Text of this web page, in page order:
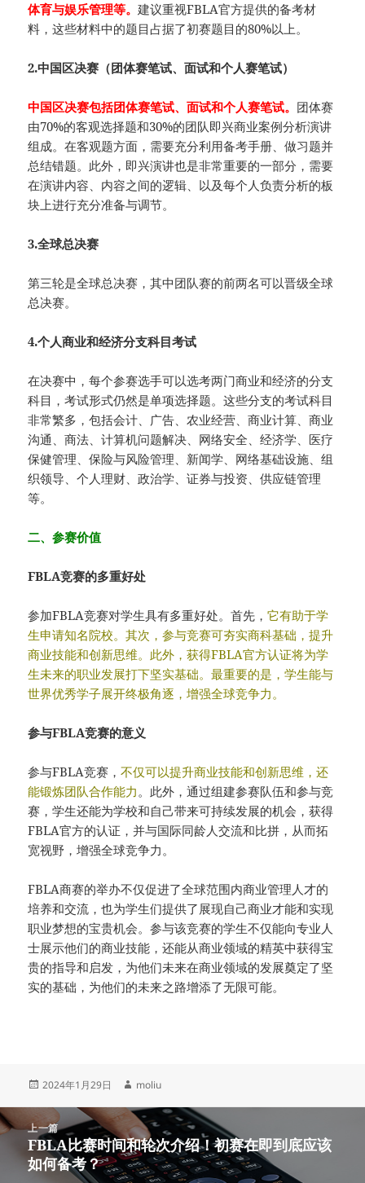
体育与娱乐管理等。建议重视FBLA官方提供的备考材
料，这些材料中的题目占据了初赛题目的80%以上。
2.中国区决赛（团体赛笔试、面试和个人赛笔试）
中国区决赛包括团体赛笔试、面试和个人赛笔试。 团体赛
由70%的客观选择题和30%的团队即兴商业案例分析演讲
组成。在客观题方面，需要充分利用备考手册、做习题并
总结错题。此外，即兴演讲也是非常重要的一部分，需要
在演讲内容、内容之间的逻辑、以及每个人负责分析的板
块上进行充分准备与调节。
3.全球总决赛
第三轮是全球总决赛，其中团队赛的前两名可以晋级全球
总决赛。
4.个人商业和经济分支科目考试
在决赛中，每个参赛选手可以选考两门商业和经济的分支
科目，考试形式仍然是单项选择题。这些分支的考试科目
非常繁多，包括会计、广告、农业经营、商业计算、商业
沟通、商法、计算机问题解决、网络安全、经济学、医疗
保健管理、保险与风险管理、新闻学、网络基础设施、组
织领导、个人理财、政治学、证券与投资、供应链管理
等。
二、参赛价值
FBLA竞赛的多重好处
参加FBLA竞赛对学生具有多重好处。首先，它有助于学
生申请知名院校。其次，参与竞赛可夯实商科基础，提升
商业技能和创新思维。此外，获得FBLA官方认证将为学
生未来的职业发展打下坚实基础。最重要的是，学生能与
世界优秀学子展开终极角逐，增强全球竞争力。
参与FBLA竞赛的意义
参与FBLA竞赛，不仅可以提升商业技能和创新思维，还
能锻炼团队合作能力。此外，通过组建参赛队伍和参与竞
赛，学生还能为学校和自己带来可持续发展的机会，获得
FBLA官方的认证，并与国际同龄人交流和比拼，从而拓
宽视野，增强全球竞争力。
FBLA商赛的举办不仅促进了全球范围内商业管理人才的
培养和交流，也为学生们提供了展现自己商业才能和实现
职业梦想的宝贵机会。参与该竞赛的学生不仅能向专业人
士展示他们的商业技能，还能从商业领域的精英中获得宝
贵的指导和启发，为他们未来在商业领域的发展奠定了坚
实的基础，为他们的未来之路增添了无限可能。
发
2024年1月29日
作
moliu
文
章
上一篇
上
篇
FBLA比赛时间和轮次介绍！初赛在即到底应该
如何备考？